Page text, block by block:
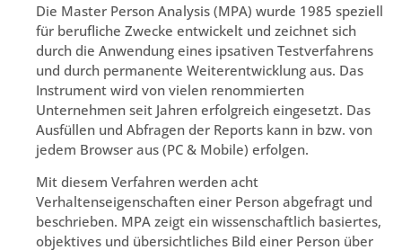
Die Master Person Analysis (MPA) wurde 1985 speziell
für berufliche Zwecke entwickelt und zeichnet sich
durch die Anwendung eines ipsativen Testverfahrens
und durch permanente Weiterentwicklung aus. Das
Instrument wird von vielen renommierten
Unternehmen seit Jahren erfolgreich eingesetzt. Das
Ausfüllen und Abfragen der Reports kann in bzw. von
jedem Browser aus (PC & Mobile) erfolgen.
Mit diesem Verfahren werden acht
Verhaltenseigenschaften einer Person abgefragt und
beschrieben. MPA zeigt ein wissenschaftlich basiertes,
objektives und übersichtliches Bild einer Person über